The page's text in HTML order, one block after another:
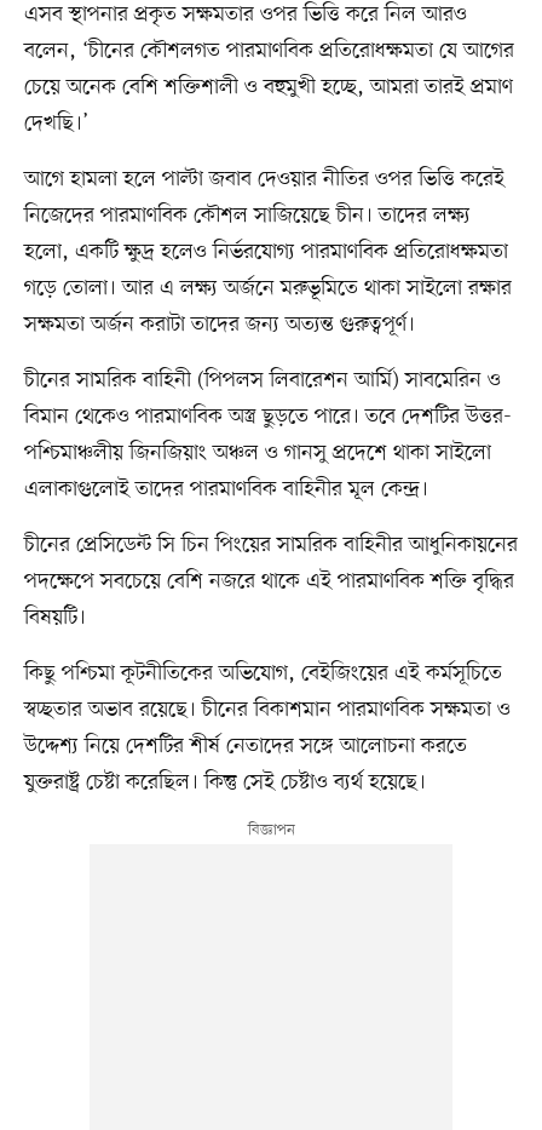
এসব স্থাপনার প্রকৃত সক্ষমতার ওপর ভিত্তি করে নিল আরও
বলেন, ‘চীনের কৌশলগত পারমাণবিক প্রতিরোধক্ষমতা যে আগের
চেয়ে অনেক বেশি শক্তিশালী ও বহুমুখী হচ্ছে, আমরা তারই প্রমাণ
দেখছি।’
আগে হামলা হলে পাল্টা জবাব দেওয়ার নীতির ওপর ভিত্তি করেই
নিজেদের পারমাণবিক কৌশল সাজিয়েছে চীন। তাদের লক্ষ্য
হলো, একটি ক্ষুদ্র হলেও নির্ভরযোগ্য পারমাণবিক প্রতিরোধক্ষমতা
গড়ে তোলা। আর এ লক্ষ্য অর্জনে মরুভূমিতে থাকা সাইলো রক্ষার
সক্ষমতা অর্জন করাটা তাদের জন্য অত্যন্ত গুরুত্বপূর্ণ।
চীনের সামরিক বাহিনী (পিপলস লিবারেশন আর্মি) সাবমেরিন ও
বিমান থেকেও পারমাণবিক অস্ত্র ছুড়তে পারে। তবে দেশটির উত্তর-
পশ্চিমাঞ্চলীয় জিনজিয়াং অঞ্চল ও গানসু প্রদেশে থাকা সাইলো
এলাকাগুলোই তাদের পারমাণবিক বাহিনীর মূল কেন্দ্র।
চীনের প্রেসিডেন্ট সি চিন পিংয়ের সামরিক বাহিনীর আধুনিকায়নের
পদক্ষেপে সবচেয়ে বেশি নজরে থাকে এই পারমাণবিক শক্তি বৃদ্ধির
বিষয়টি।
কিছু পশ্চিমা কূটনীতিকের অভিযোগ, বেইজিংয়ের এই কর্মসূচিতে
স্বচ্ছতার অভাব রয়েছে। চীনের বিকাশমান পারমাণবিক সক্ষমতা ও
উদ্দেশ্য নিয়ে দেশটির শীর্ষ নেতাদের সঙ্গে আলোচনা করতে
যুক্তরাষ্ট্র চেষ্টা করেছিল। কিন্তু সেই চেষ্টাও ব্যর্থ হয়েছে।